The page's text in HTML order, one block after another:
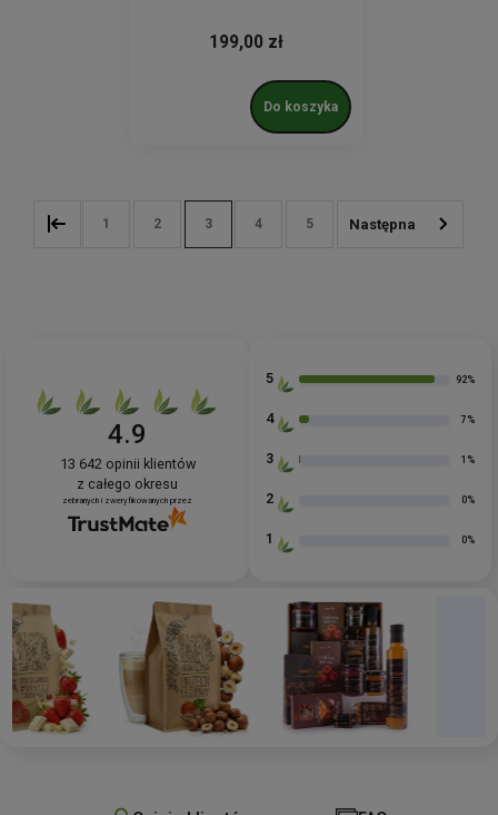
199,00 zł
Do koszyka
1 2 3 4 5
4.9
13 642 opinii klientów
z całego okresu
zebranych i zweryfikowanych przez
5 92%
4 7%
3 1%
2 0%
1 0%